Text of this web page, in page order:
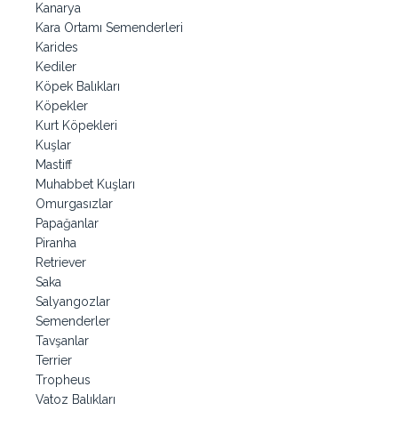
Kanarya
Kara Ortamı Semenderleri
Karides
Kediler
Köpek Balıkları
Köpekler
Kurt Köpekleri
Kuşlar
Mastiff
Muhabbet Kuşları
Omurgasızlar
Papağanlar
Piranha
Retriever
Saka
Salyangozlar
Semenderler
Tavşanlar
Terrier
Tropheus
Vatoz Balıkları